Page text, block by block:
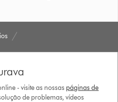
- visite as nossas páginas de
de problemas, vídeos